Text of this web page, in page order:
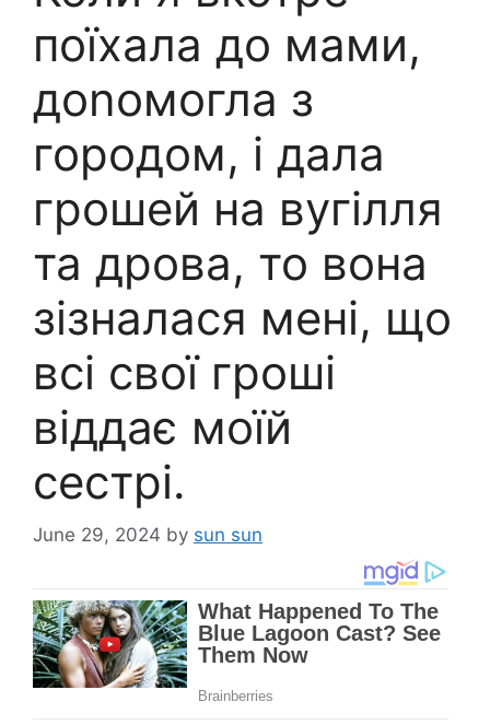
поїхала до мами,
доnомогла з
городом, і дала
грошей на вугілля
та дрова, то вона
зізналася мені, що
всі свої гроші
віддає моїй
сестрі.
June 29, 2024 by sun sun